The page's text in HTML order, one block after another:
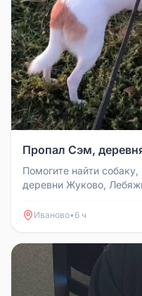
Пропал Сэм,
Помогите найти
деревни Жуково,
Иваново•6 ч